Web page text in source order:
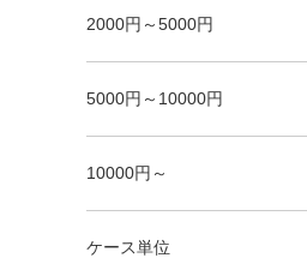
2000円～5000円
5000円～10000円
10000円～
ケース単位